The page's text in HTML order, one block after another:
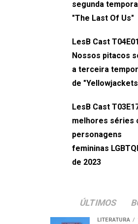
não esqueça de
sociais:Twitter:
do LesB
Karolen Passos
Pollyelly
Machado
segunda
"The Last Of Us"
LesB Cast
Nossos pitacos
a terceira
de
LesB Cast
melhores séries
personagens
femininas
de 2023
ÚLTIMOS
LITERATURA